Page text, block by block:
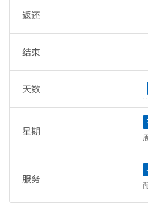
返还
结束
天数
星期
服务